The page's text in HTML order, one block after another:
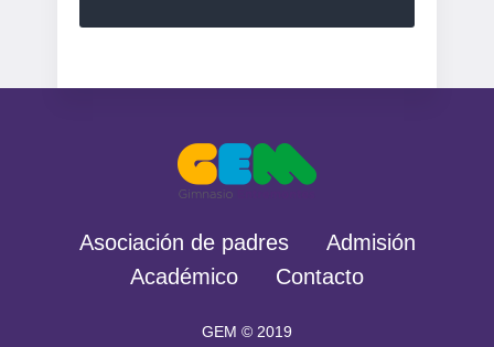
Asociación de padres
Admisión
Académico
Contacto
GEM © 2019